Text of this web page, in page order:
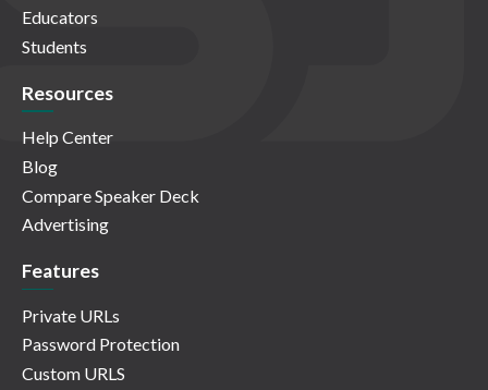
Educators
Students
Resources
Help Center
Blog
Compare Speaker Deck
Advertising
Features
Private URLs
Password Protection
Custom URLS